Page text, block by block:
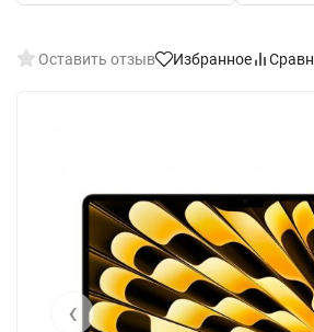
Оставить отзыв Избранное
‹